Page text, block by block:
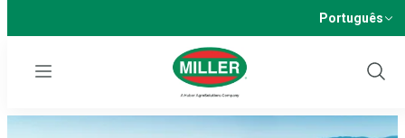
Português
Menu
Show